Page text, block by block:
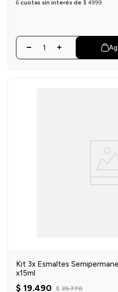
6 cuotas sin interés de $ 4999
Kit 3x Esmaltes
x15ml
$ 19.490 $ 25.770